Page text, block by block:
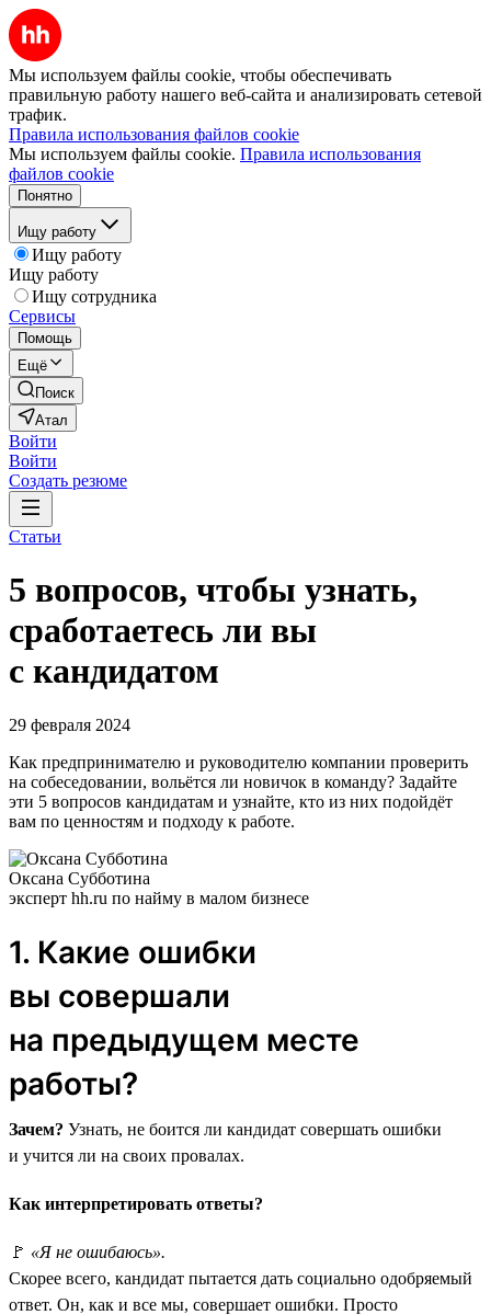
Мы используем файлы cookie, чтобы обеспечивать
правильную работу нашего веб-сайта и анализировать сетевой
трафик.
Правила использования файлов cookie
Мы используем файлы cookie. Правила использования
файлов cookie
Понятно
Ищу работу
Ищу работу
Ищу работу
Ищу сотрудника
Сервисы
Помощь
Ещё
Поиск
Атал
Войти
Войти
Создать резюме
Статьи
5 вопросов, чтобы узнать,
сработаетесь ли вы
с кандидатом
29 февраля 2024
Как предпринимателю и руководителю компании проверить
на собеседовании, вольётся ли новичок в команду? Задайте
эти 5 вопросов кандидатам и узнайте, кто из них подойдёт
вам по ценностям и подходу к работе.
Оксана Субботина
эксперт hh.ru по найму в малом бизнесе
1. Какие ошибки
вы совершали
на предыдущем месте
работы?
Зачем? Узнать, не боится ли кандидат совершать ошибки
и учится ли на своих провалах.
Как интерпретировать ответы?
🚩 «Я не ошибаюсь».
Скорее всего, кандидат пытается дать социально одобряемый
ответ. Он, как и все мы, совершает ошибки. Просто